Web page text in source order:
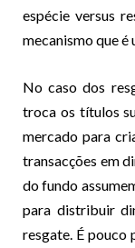
espécie versus
mecanismo que
No caso dos
troca os títulos
mercado para
transacções em
do fundo
para distribuir
resgate. É pouco